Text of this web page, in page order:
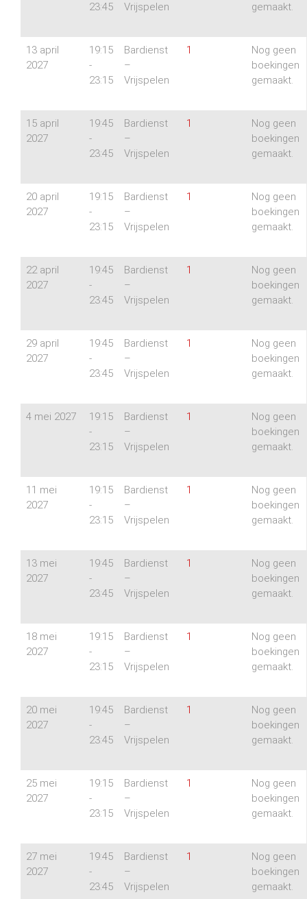
23:45
Vrijspelen
gemaakt.
13 april
2027
19:15
-
23:15
Bardienst
–
Vrijspelen
1
Nog geen
boekingen
gemaakt.
15 april
2027
19:45
-
23:45
Bardienst
–
Vrijspelen
1
Nog geen
boekingen
gemaakt.
20 april
2027
19:15
-
23:15
Bardienst
–
Vrijspelen
1
Nog geen
boekingen
gemaakt.
22 april
2027
19:45
-
23:45
Bardienst
–
Vrijspelen
1
Nog geen
boekingen
gemaakt.
29 april
2027
19:45
-
23:45
Bardienst
–
Vrijspelen
1
Nog geen
boekingen
gemaakt.
4 mei 2027
19:15
-
23:15
Bardienst
–
Vrijspelen
1
Nog geen
boekingen
gemaakt.
11 mei
2027
19:15
-
23:15
Bardienst
–
Vrijspelen
1
Nog geen
boekingen
gemaakt.
13 mei
2027
19:45
-
23:45
Bardienst
–
Vrijspelen
1
Nog geen
boekingen
gemaakt.
18 mei
2027
19:15
-
23:15
Bardienst
–
Vrijspelen
1
Nog geen
boekingen
gemaakt.
20 mei
2027
19:45
-
23:45
Bardienst
–
Vrijspelen
1
Nog geen
boekingen
gemaakt.
25 mei
2027
19:15
-
23:15
Bardienst
–
Vrijspelen
1
Nog geen
boekingen
gemaakt.
27 mei
2027
19:45
-
23:45
Bardienst
–
Vrijspelen
1
Nog geen
boekingen
gemaakt.